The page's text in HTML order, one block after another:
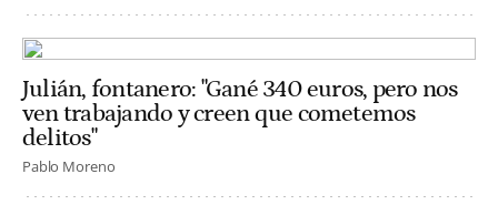
Julián, fontanero: "Gané 340 euros, pero nos
ven trabajando y creen que cometemos
delitos"
Pablo Moreno